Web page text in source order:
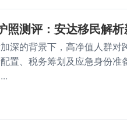
照测评：安达移民解
深的背景下，高净值人群
置、税务筹划及应急身份